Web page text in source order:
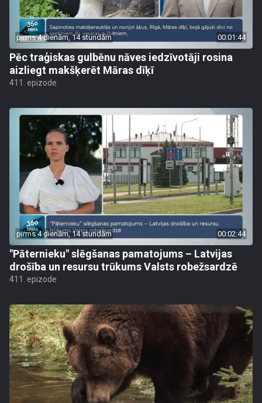
pirms 4 dienām, 14 stundām 00:01:44
Pēc traģiskas gulbēnu nāves iedzīvotāji rosina
aizliegt makšķerēt Māras dīķī
411. epizode
pirms 4 dienām, 14 stundām 00:02:44
"Pāternieku" slēgšanas pamatojums – Latvijas
drošība un resursu trūkums Valsts robežsardzē
411. epizode